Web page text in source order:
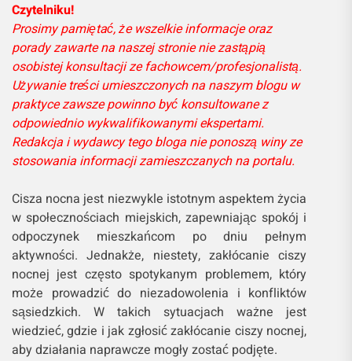
Czytelniku!
Prosimy pamiętać, że wszelkie informacje oraz
porady zawarte na naszej stronie nie zastąpią
osobistej konsultacji ze fachowcem/profesjonalistą.
Używanie treści umieszczonych na naszym blogu w
praktyce zawsze powinno być konsultowane z
odpowiednio wykwalifikowanymi ekspertami.
Redakcja i wydawcy tego bloga nie ponoszą winy ze
stosowania informacji zamieszczanych na portalu.
Cisza nocna jest niezwykle istotnym aspektem życia
w społecznościach miejskich, zapewniając spokój i
odpoczynek mieszkańcom po dniu pełnym
aktywności. Jednakże, niestety, zakłócanie ciszy
nocnej jest często spotykanym problemem, który
może prowadzić do niezadowolenia i konfliktów
sąsiedzkich. W takich sytuacjach ważne jest
wiedzieć, gdzie i jak zgłosić zakłócanie ciszy nocnej,
aby działania naprawcze mogły zostać podjęte.